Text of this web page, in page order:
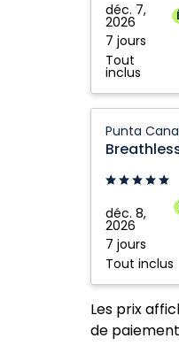
déc. 7,
2026
7 jours
Tout
inclus
Spa:
Riviera
Maya,
Mexique
déc. 8,
2026
7 jours
Tout inclus
Punta
Cana
Resort
Spa:
Punta
Cana,
République
dominicaine
Les prix
de